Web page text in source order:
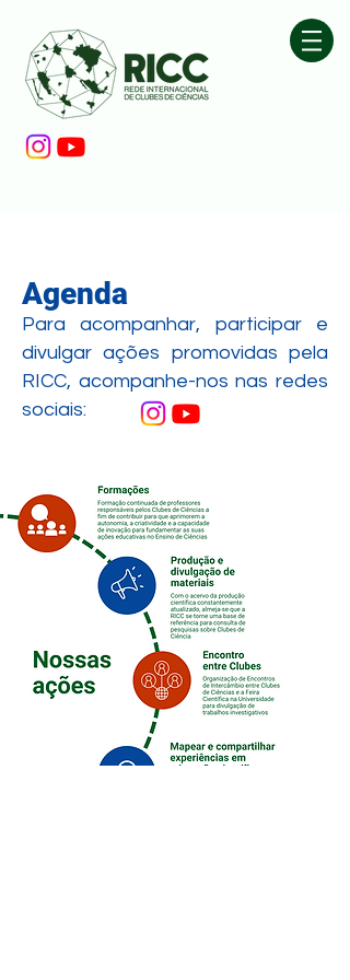
Agenda
Para acompanhar, participar e
divulgar ações promovidas pela
RICC, acompanhe-nos nas redes
sociais: